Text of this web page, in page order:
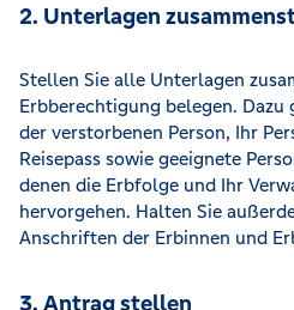
2. Unterlagen
Stellen Sie alle Unterlagen
Erbberechtigung belegen.
der verstorbenen Person, Ihr
Reisepass sowie geeignete
denen die Erbfolge und Ihr
hervorgehen. Halten Sie
Anschriften der Erbinnen und
3. Antrag stellen